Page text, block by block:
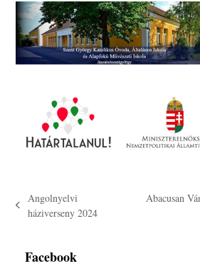
previous
Angolnyelvi
háziverseny 2024
Abacusan
Facebook